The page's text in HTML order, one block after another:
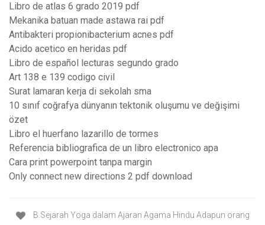
Libro de atlas 6 grado 2019 pdf
Mekanika batuan made astawa rai pdf
Antibakteri propionibacterium acnes pdf
Acido acetico en heridas pdf
Libro de español lecturas segundo grado
Art 138 e 139 codigo civil
Surat lamaran kerja di sekolah sma
10 sınıf coğrafya dünyanın tektonik oluşumu ve değişimi
özet
Libro el huerfano lazarillo de tormes
Referencia bibliografica de un libro electronico apa
Cara print powerpoint tanpa margin
Only connect new directions 2 pdf download
B.Sejarah Yoga dalam Ajaran Agama Hindu Adapun orang